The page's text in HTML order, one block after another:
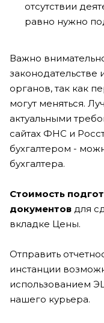
отсутствии
равно нужно
Важно
органов, так как
могут меняться.
актуальными
сайтах ФНС и
бухгалтером -
бухгалтера.
Стоимость
документов для
вкладке Цены.
Отправить
инстанции
использованием
нашего курьера.